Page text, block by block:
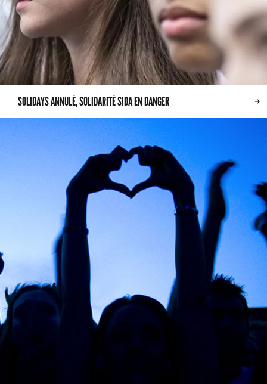
SOLIDAYS ANNULÉ, SOLIDARITÉ SIDA EN DANGER